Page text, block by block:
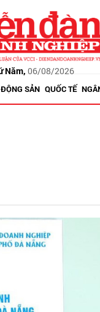
Năm, 06/08/2026
SẢN QUỐC TẾ